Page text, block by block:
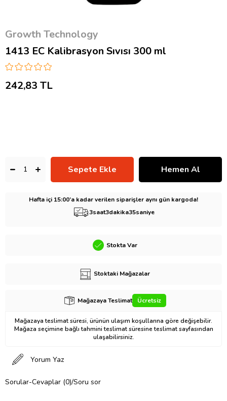
Growth Technology
1413 EC Kalibrasyon Sıvısı 300 ml
242,83 TL
Hafta içi 15:00’a kadar verilen siparişler aynı gün kargoda!
3saat3dakika34saniye
Stokta Var
Stoktaki Mağazalar
Mağazaya Teslimat Ücretsiz
Mağazaya teslimat süresi, ürünün ulaşım koşullarına göre değişebilir.
Mağaza seçimine bağlı tahmini teslimat süresine teslimat sayfasından
ulaşabilirsiniz.
Yorum Yaz
Sorular-Cevaplar (0)/Soru sor